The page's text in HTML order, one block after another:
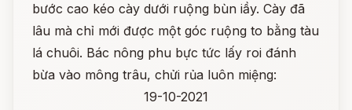
bước cao kéo cày dưới ruộng bùn iầy. Cày đã
lâu mà chỉ mới được một góc ruộng to bằng tàu
lá chuôi. Bác nông phu bực tức lấy roi đánh
bừa vào mông trâu, chửi rủa luôn miệng:
19-10-2021